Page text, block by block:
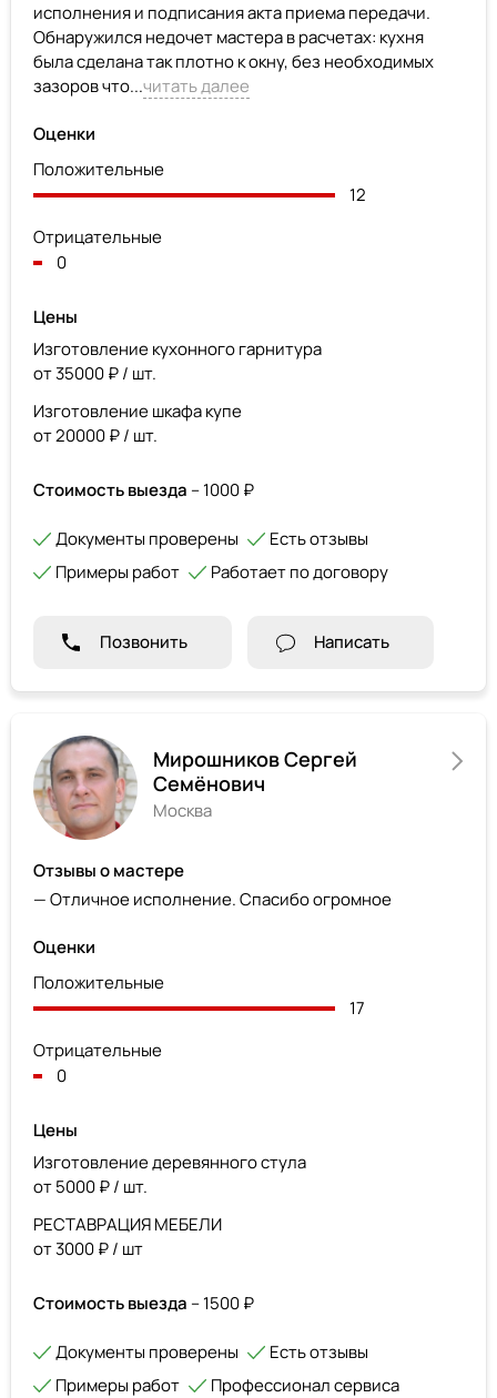
исполнения и подписания акта приема передачи.
Обнаружился недочет мастера в расчетах: кухня
была сделана так плотно к окну, без необходимых
зазоров что...читать далее
Оценки
Положительные
12
Отрицательные
0
Цены
Изготовление кухонного гарнитура
от 35000 ₽ / шт.
Изготовление шкафа купе
от 20000 ₽ / шт.
Стоимость выезда – 1000 ₽
Документы проверены
Есть отзывы
Примеры работ
Работает по договору
Позвонить Написать
Мирошников Сергей
Семёнович
Москва
Отзывы о мастере
— Отличное исполнение. Спасибо огромное
Оценки
Положительные
17
Отрицательные
0
Цены
Изготовление деревянного стула
от 5000 ₽ / шт.
РЕСТАВРАЦИЯ МЕБЕЛИ
от 3000 ₽ / шт
Стоимость выезда – 1500 ₽
Документы проверены
Есть отзывы
Примеры работ
Профессионал сервиса